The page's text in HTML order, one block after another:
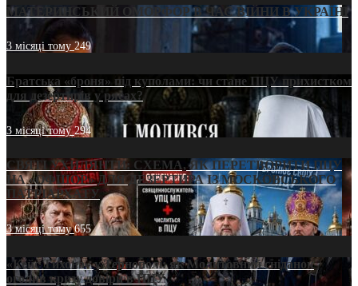
МАТЕРИНСЬКИЙ ОМОРФОР В ЧАС ВІЙНИ В УКРАЇНІ
3 місяці тому249
Братська «броня» під куполами: чи стане ПЦУ прихистком
для дезертирів у рясах?
3 місяці тому294
СВЯТІ УХИЛЯНТИ: СХЕМА, ЯК ПЕРЕТВОРИТИ ПЦУ
НА «ОФШОР» ДЛЯ ДЕЗЕРТИРА ІЗ МОСКОВСЬКОГО
ПАТРІАРХАТУ
3 місяці тому655
«Кейс Тихона» у Тернополі: як Молитовний сніданок
оголив кризу довіри в ПЦУ